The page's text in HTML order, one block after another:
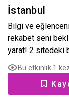
İstanbul
Bilgi ve
rekabet seni
yarat! 2 sitedeki
Bu etkinlik 1